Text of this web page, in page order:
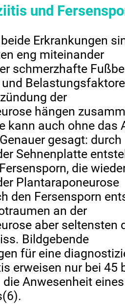
und
Erkrankungen
eng miteinander
schmerzhafte
der
hängen
kann auch ohne das
gesagt: durch
Sehnenplatte
die
Plantaraponeurose
den Fersensporn
an der
aber seltensten
Bildgebende
für eine
erweisen nur bei 45
Anwesenheit eines